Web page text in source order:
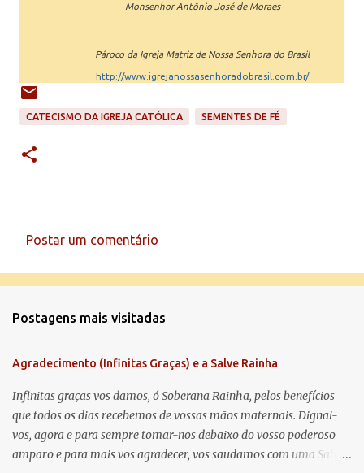
Monsenhor Antônio José de Moraes
Pároco da Igreja Matriz de Nossa Senhora do Brasil
http://www.igrejanossasenhoradobrasil.com.br/
CATECISMO DA IGREJA CATÓLICA SEMENTES DE FÉ
e
t
á
r
i
o
Postar um comentário
Postagens mais visitadas
Agradecimento (Infinitas Graças) e a Salve Rainha
Infinitas graças vos damos, ó Soberana Rainha, pelos benefícios
que todos os dias recebemos de vossas mãos maternais. Dignai-
vos, agora e para sempre tomar-nos debaixo do vosso poderoso
amparo e para mais vos agradecer, vos saudamos com uma Salve